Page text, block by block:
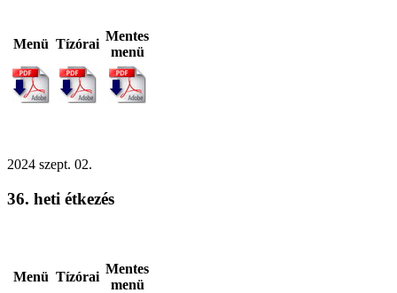
Menü Tízórai
Mentes
menü
2024 szept. 02.
36. heti étkezés
Menü Tízórai
Mentes
menü